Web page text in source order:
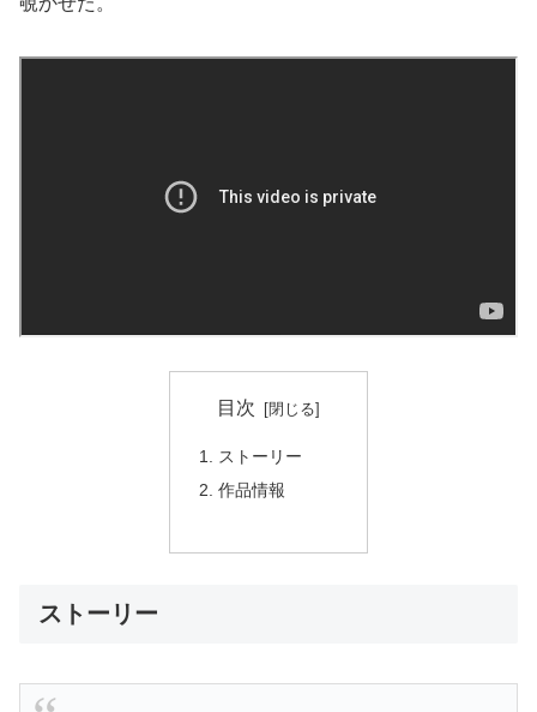
目次
ストーリー
作品情報
ストーリー